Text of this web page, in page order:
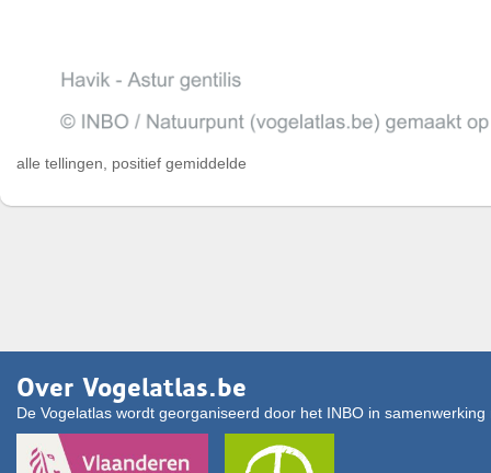
alle tellingen, positief gemiddelde
Over Vogelatlas.be
De Vogelatlas wordt georganiseerd door het INBO in